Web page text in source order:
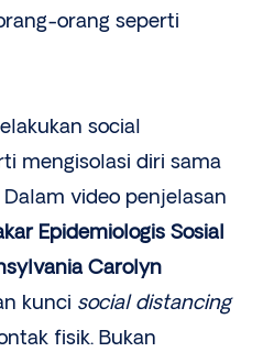
orang seperti
social
mengisolasi diri sama
video penjelasan
Epidemiologis Sosial
Carolyn
kunci social distancing
fisik. Bukan